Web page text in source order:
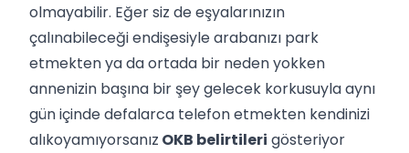
olmayabilir. Eğer siz de eşyalarınızın
çalınabileceği endişesiyle arabanızı park
etmekten ya da ortada bir neden yokken
annenizin başına bir şey gelecek korkusuyla aynı
gün içinde defalarca telefon etmekten kendinizi
alıkoyamıyorsanız OKB belirtileri gösteriyor